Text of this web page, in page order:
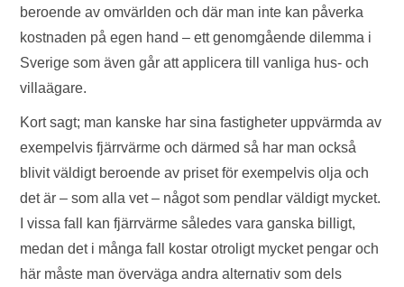
beroende av omvärlden och där man inte kan påverka
kostnaden på egen hand – ett genomgående dilemma i
Sverige som även går att applicera till vanliga hus- och
villaägare.
Kort sagt; man kanske har sina fastigheter uppvärmda av
exempelvis fjärrvärme och därmed så har man också
blivit väldigt beroende av priset för exempelvis olja och
det är – som alla vet – något som pendlar väldigt mycket.
I vissa fall kan fjärrvärme således vara ganska billigt,
medan det i många fall kostar otroligt mycket pengar och
här måste man överväga andra alternativ som dels